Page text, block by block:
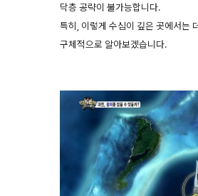
닥층 공략이 불가능합니다.
특히, 이렇게 수심이 깊은 곳에서는
구체적으로 알아보겠습니다.